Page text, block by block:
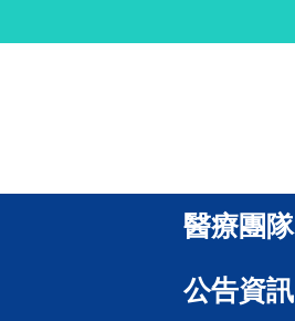
醫療團隊
公告資訊